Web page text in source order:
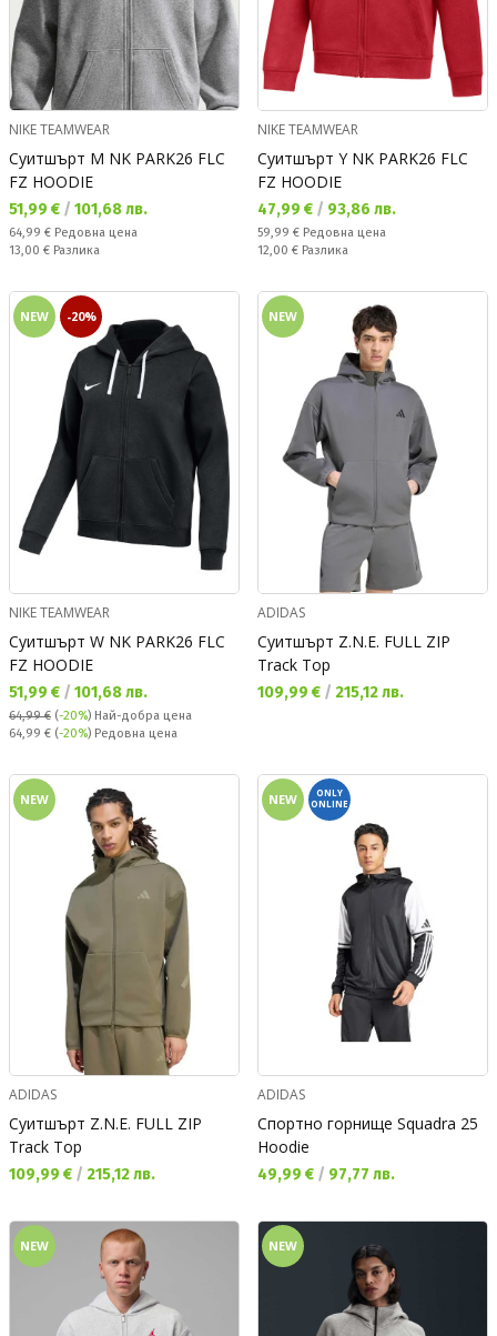
NIKE TEAMWEAR
Суитшърт M NK PARK26 FLC
FZ HOODIE
Текуща цена:
51,99 € / 101,68 лв.
Редовна цена:
64,99 € Редовна цена
Спестявате:
13,00 € Разлика
NIKE TEAMWEAR
Суитшърт Y NK PARK26 FLC
FZ HOODIE
Текуща цена:
47,99 € / 93,86 лв.
Редовна цена:
59,99 € Редовна цена
Спестявате:
12,00 € Разлика
NEW -20%
NIKE TEAMWEAR
Суитшърт W NK PARK26 FLC
FZ HOODIE
Текуща цена:
51,99 € / 101,68 лв.
64,99 € (-20%) Най-добра цена
Редовна цена:
64,99 € (-20%) Редовна цена
NEW
ADIDAS
Суитшърт Z.N.E. FULL ZIP
Track Top
Текуща цена:
109,99 € / 215,12 лв.
NEW
ADIDAS
Суитшърт Z.N.E. FULL ZIP
Track Top
Текуща цена:
109,99 € / 215,12 лв.
NEW
ONLY
ONLINE
ADIDAS
Спортно горнище Squadra 25
Hoodie
Текуща цена:
49,99 € / 97,77 лв.
NEW NEW